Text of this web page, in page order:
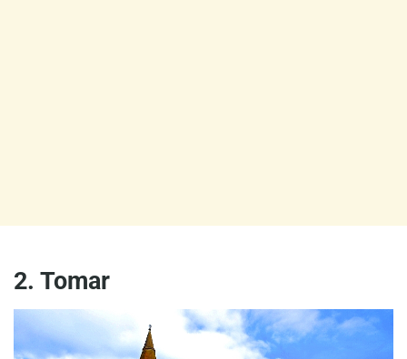
2. Tomar